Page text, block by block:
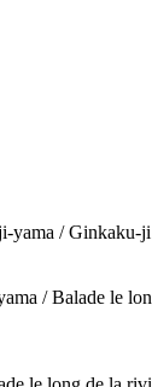
yama / Ginkaku-
/ Balade le